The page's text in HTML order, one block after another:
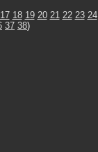
17 18 19 20 21 22 23 24
37 38)